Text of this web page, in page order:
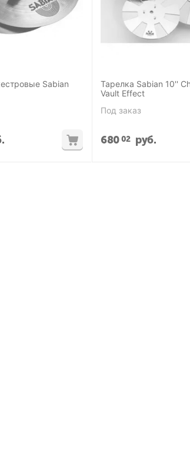
Sabian
Тарелка Sabian 10''
Vault Effect
Под заказ
68002 руб.